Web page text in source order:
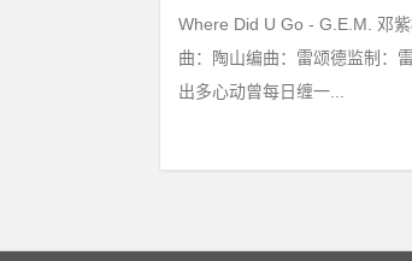
Where Did U Go - G.E.M. 邓
曲：陶山编曲：雷颂德监制：
出多心动曾每日缠一...